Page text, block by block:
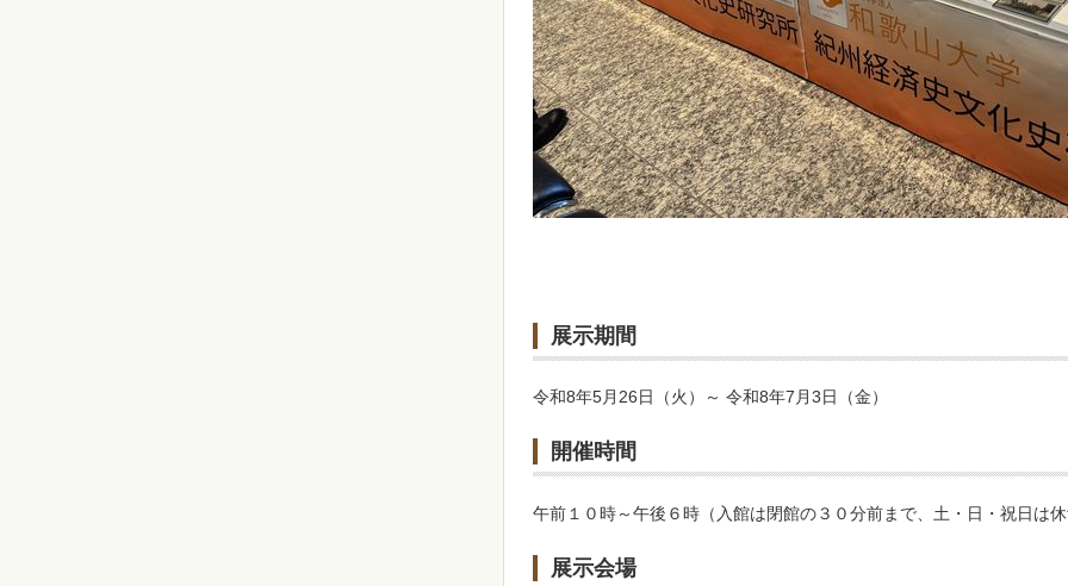
展示期間
令和8年5月26日（火）～ 令和8年7月3日（金）
開催時間
午前１０時～午後６時（入館は閉館の３０分前まで、土・日・祝日は
展示会場